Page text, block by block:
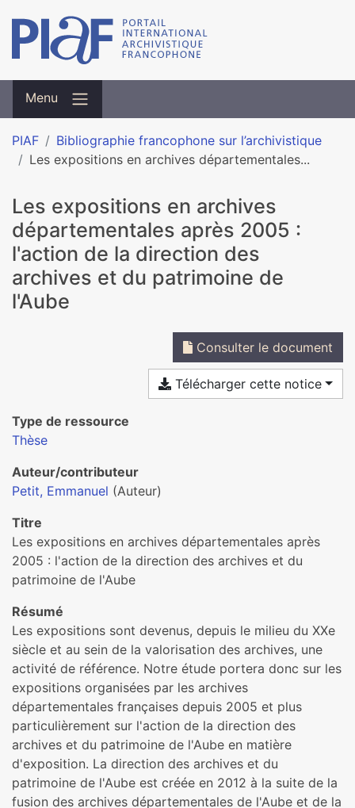
Menu
PIAF
Bibliographie francophone sur l’archivistique
Les expositions en archives départementales...
Les expositions en archives
départementales après 2005 :
l'action de la direction des
archives et du patrimoine de
l'Aube
Consulter le document
Télécharger cette notice
Type de ressource
Thèse
Auteur/contributeur
Petit, Emmanuel (Auteur)
Titre
Les expositions en archives départementales après
2005 : l'action de la direction des archives et du
patrimoine de l'Aube
Résumé
Les expositions sont devenus, depuis le milieu du XXe
siècle et au sein de la valorisation des archives, une
activité de référence. Notre étude portera donc sur les
expositions organisées par les archives
départementales françaises depuis 2005 et plus
particulièrement sur l'action de la direction des
archives et du patrimoine de l'Aube en matière
d'exposition. La direction des archives et du
patrimoine de l'Aube est créée en 2012 à la suite de la
fusion des archives départementales de l'Aube et de la